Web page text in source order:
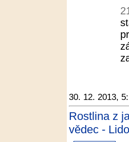
30. 12. 2013,
Rostlina z
vědec -